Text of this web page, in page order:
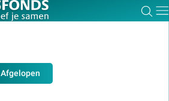
Afgelopen